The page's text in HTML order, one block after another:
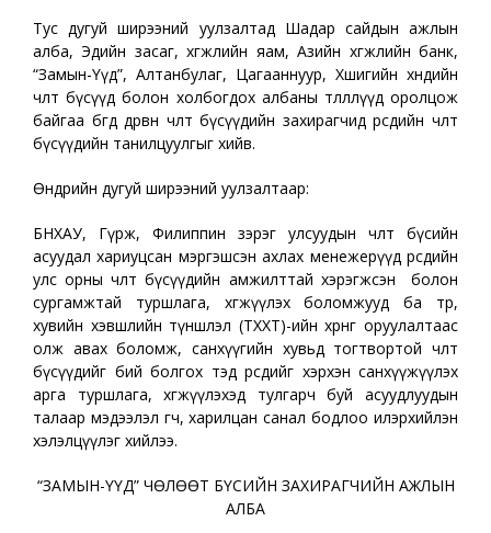
Тус дугуй ширээний уулзалтад Шадар сайдын ажлын
алба, Эдийн засаг, хөгжлийн яам, Азийн хөгжлийн банк,
“Замын-Үүд”, Алтанбулаг, Цагааннуур, Хөшигийн хөндийн
чөлөөт бүсүүд болон холбогдох албаны төлөөллүүд оролцож
байгаа бөгөөд дөрвөн чөлөөт бүсүүдийн захирагчид өөрсдийн чөлөөт
бүсүүдийн танилцуулгыг хийв.
Өнөөдрийн дугуй ширээний уулзалтаар:
БНХАУ, Гүрж, Филиппин зэрэг улсуудын чөлөөт бүсийн
асуудал хариуцсан мэргэшсэн ахлах менежерүүд өөрсдийн
улс орны чөлөөт бүсүүдийн амжилттай хэрэгжсэн болон
сургамжтай туршлага, хөгжүүлэх боломжууд ба төр,
хувийн хэвшлийн түншлэл (ТХХТ)-ийн хөрөнгө оруулалтаас
олж авах боломж, санхүүгийн хувьд тогтвортой чөлөөт
бүсүүдийг бий болгох тэд өөрсдийгөө хэрхэн санхүүжүүлэх
арга туршлага, хөгжүүлэхэд тулгарч буй асуудлуудын
талаар мэдээлэл өгч, харилцан санал бодлоо илэрхийлэн
хэлэлцүүлэг хийлээ.
“ЗАМЫН-ҮҮД” ЧӨЛӨӨТ БҮСИЙН ЗАХИРАГЧИЙН АЖЛЫН
АЛБА